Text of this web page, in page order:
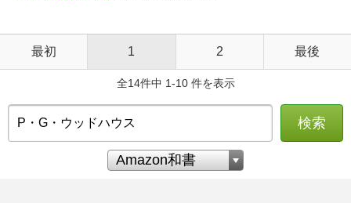
最初 1 2 最後
全14件中 1-10 件を表示
検索